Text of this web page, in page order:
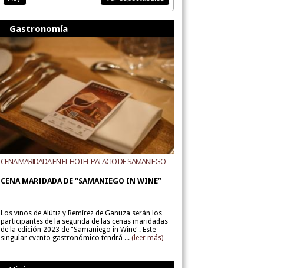
Gastronomía
CENA MARIDADA EN EL HOTEL PALACIO DE SAMANIEGO
CENA MARIDADA DE “SAMANIEGO IN WINE”
Los vinos de Alútiz y Remírez de Ganuza serán los
participantes de la segunda de las cenas maridadas
de la edición 2023 de "Samaniego in Wine". Este
singular evento gastronómico tendrá ... (leer más)